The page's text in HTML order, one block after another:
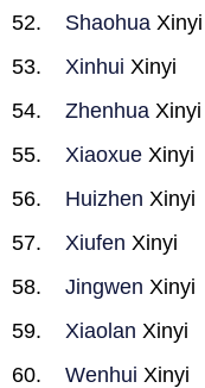
Shaohua Xinyi
Xinhui Xinyi
Zhenhua Xinyi
Xiaoxue Xinyi
Huizhen Xinyi
Xiufen Xinyi
Jingwen Xinyi
Xiaolan Xinyi
Wenhui Xinyi